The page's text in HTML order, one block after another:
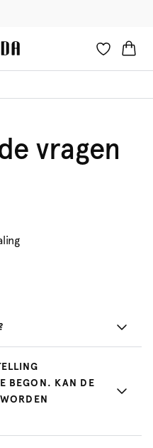
vragen
BEGON. KAN DE